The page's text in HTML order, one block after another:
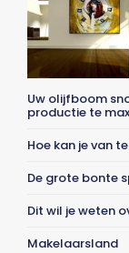
Uw olijfboom
productie te
Hoe kan je van
De grote bonte
Dit wil je weten
Makelaarsland